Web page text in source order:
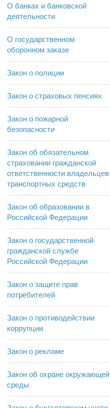
О банках и банковской
деятельности
О государственном
оборонном заказе
Закон о полиции
Закон о страховых пенсиях
Закон о пожарной
безопасности
Закон об обязательном
страховании гражданской
ответственности владельцев
транспортных средств
Закон об образовании в
Российской Федерации
Закон о государственной
гражданской службе
Российской Федерации
Закон о защите прав
потребителей
Закон о противодействии
коррупции
Закон о рекламе
Закон об охране окружающей
среды